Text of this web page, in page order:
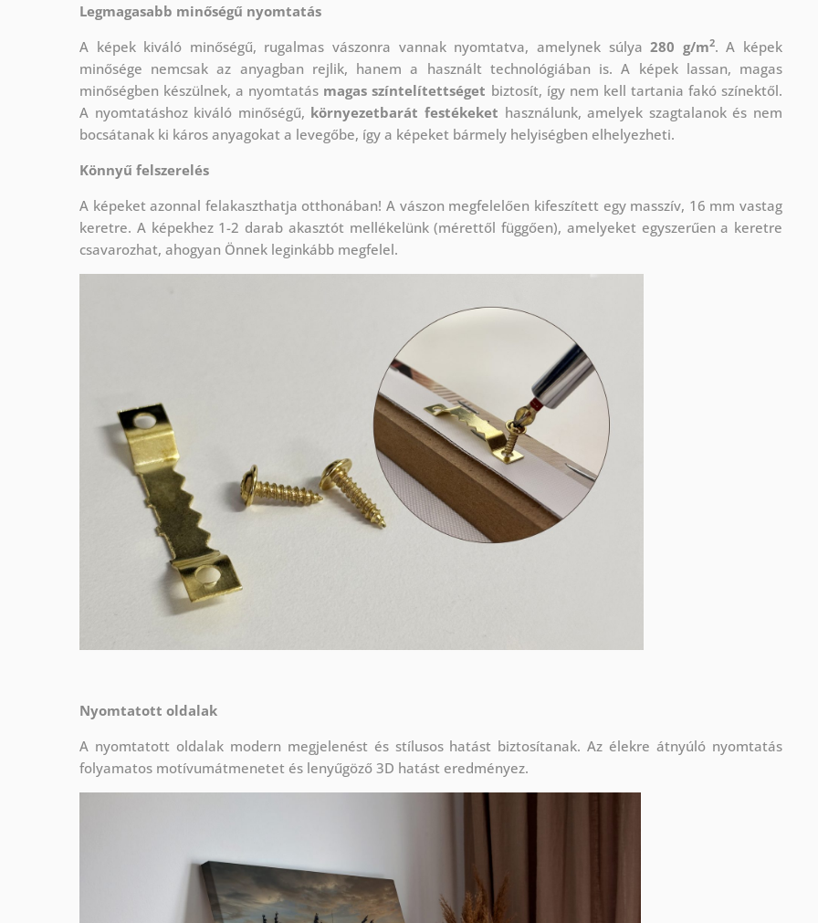
Legmagasabb minőségű nyomtatás
A képek kiváló minőségű, rugalmas vászonra vannak nyomtatva, amelynek súlya280 g/m2. A képek
minősége nemcsak az anyagban rejlik, hanem a használt technológiában is. A képek lassan, magas
minőségben készülnek, a nyomtatás magas színtelítettséget biztosít, így nem kell tartania fakó színektől.
A nyomtatáshoz kiváló minőségű, környezetbarát festékeket használunk, amelyek szagtalanok és nem
bocsátanak ki káros anyagokat a levegőbe, így a képeket bármely helyiségben elhelyezheti.
Könnyű felszerelés
A képeket azonnal felakaszthatja otthonában! A vászon megfelelően kifeszített egy masszív, 16 mm vastag
keretre. A képekhez 1-2 darab akasztót mellékelünk (mérettől függően), amelyeket egyszerűen a keretre
csavarozhat, ahogyan Önnek leginkább megfelel.
Nyomtatott oldalak
A nyomtatott oldalak modern megjelenést és stílusos hatást biztosítanak. Az élekre átnyúló nyomtatás
folyamatos motívumátmenetet és lenyűgöző 3D hatást eredményez.